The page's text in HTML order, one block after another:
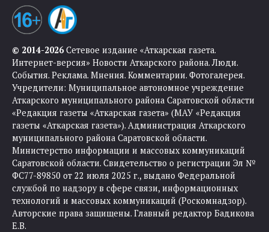
© 2014-2026Сетевое издание «Аткарская газета.
Интернет-версия» Новости Аткарского района. Люди.
События. Реклама. Мнения. Комментарии. Фотогалерея.
Учредители: Муниципальное автономное учреждение
Аткарского муниципального района Саратовской области
«Редакция газеты «Аткарская газета» (МАУ «Редакция
газеты «Аткарская газета»). Администрация Аткарского
муниципального района Саратовской области.
Министерство информации и массовых коммуникаций
Саратовской области. Свидетельство о регистрации Эл №
ФС77-89850 от 22 июля 2025 г., выдано Федеральной
службой по надзору в сфере связи, информационных
технологий и массовых коммуникаций (Роскомнадзор).
Авторские права защищены. Главный редактор Бадикова
Е.В.